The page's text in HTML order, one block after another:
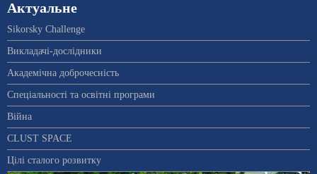
Актуальне
Sikorsky Challenge
Викладачі-дослідники
Академічна доброчесність
Спеціальності та освітні програми
Війна
CLUST SPACE
Цілі сталого розвитку